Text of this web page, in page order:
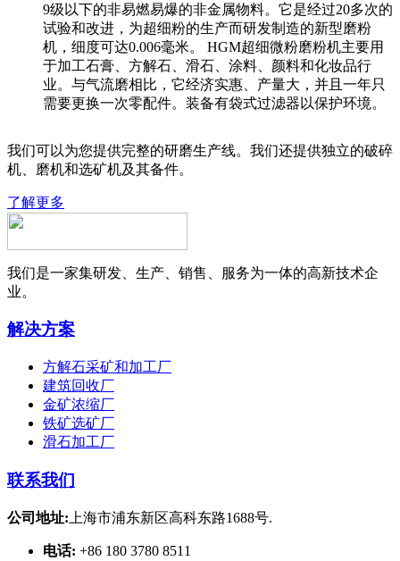
9级以下的非易燃易爆的非金属物料。它是经过20多次的
试验和改进，为超细粉的生产而研发制造的新型磨粉
机，细度可达0.006毫米。 HGM超细微粉磨粉机主要用
于加工石膏、方解石、滑石、涂料、颜料和化妆品行
业。与气流磨相比，它经济实惠、产量大，并且一年只
需要更换一次零配件。装备有袋式过滤器以保护环境。
我们可以为您提供完整的研磨生产线。我们还提供独立的破碎
机、磨机和选矿机及其备件。
了解更多
我们是一家集研发、生产、销售、服务为一体的高新技术企
业。
解决方案
方解石采矿和加工厂
建筑回收厂
金矿浓缩厂
铁矿选矿厂
滑石加工厂
联系我们
公司地址: 上海市浦东新区高科东路1688号.
电话: +86 180 3780 8511